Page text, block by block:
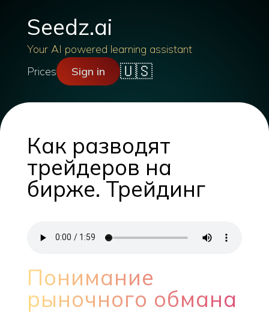
Seedz.ai
Your AI powered learning assistant
Prices
Sign in 🇺🇸
Как разводят
трейдеров на
бирже. Трейдинг
Понимание
рыночного обмана